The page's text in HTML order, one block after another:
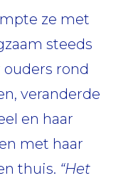
ze met
steeds
ouders rond
veranderde
en haar
met haar
thuis. “Het